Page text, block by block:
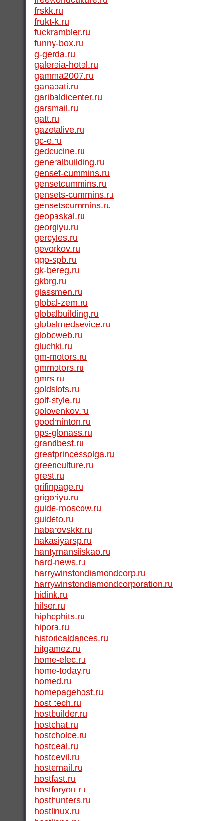
frskk.ru
frukt-k.ru
fuckrambler.ru
funny-box.ru
g-gerda.ru
galereia-hotel.ru
gamma2007.ru
ganapati.ru
garibaldicenter.ru
garsmail.ru
gatt.ru
gazetalive.ru
gc-e.ru
gedcucine.ru
generalbuilding.ru
genset-cummins.ru
gensetcummins.ru
gensets-cummins.ru
gensetscummins.ru
geopaskal.ru
georgiyu.ru
gercyles.ru
gevorkov.ru
ggo-spb.ru
gk-bereg.ru
gkbrg.ru
glassmen.ru
global-zem.ru
globalbuilding.ru
globalmedsevice.ru
globoweb.ru
gluchki.ru
gm-motors.ru
gmmotors.ru
gmrs.ru
goldslots.ru
golf-style.ru
golovenkov.ru
goodminton.ru
gps-glonass.ru
grandbest.ru
greatprincessolga.ru
greenculture.ru
grest.ru
grifinpage.ru
grigoriyu.ru
guide-moscow.ru
guideto.ru
habarovskkr.ru
hakasiyarsp.ru
hantymansiiskao.ru
hard-news.ru
harrywinstondiamondcorp.ru
harrywinstondiamondcorporation.ru
hidink.ru
hilser.ru
hiphophits.ru
hipora.ru
historicaldances.ru
hitgamez.ru
home-elec.ru
home-today.ru
homed.ru
homepagehost.ru
host-tech.ru
hostbuilder.ru
hostchat.ru
hostchoice.ru
hostdeal.ru
hostdevil.ru
hostemail.ru
hostfast.ru
hostforyou.ru
hosthunters.ru
hostlinux.ru